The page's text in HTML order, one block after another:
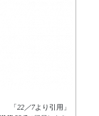
「22／7より引用」